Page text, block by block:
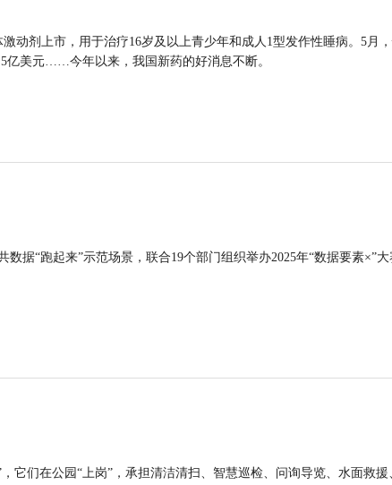
动剂上市，用于治疗16岁及以上青少年和成人1型发作性睡病。5月
亿美元……今年以来，我国新药的好消息不断。
据“跑起来”示范场景，联合19个部门组织举办2025年“数据要素×”大
它们在公园“上岗”，承担清洁清扫、智慧巡检、问询导览、水面救援